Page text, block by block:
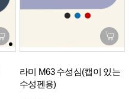
라미 M63 수성심(캡이 있는
수성펜용)